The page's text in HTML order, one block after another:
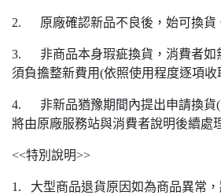
2. 原廠確認新品不良後，始可換貨
3. 非商品本身瑕疵換貨，消費者如
須負擔整新費用(依照使用程度逐項收
4. 非新品猶豫期間內提出申請換貨(
將由原廠服務站與消費者說明後續處
<<特別說明>>
1. 大型商品退貨原因如為商品異常